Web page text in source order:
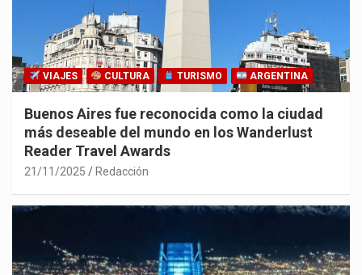
VIAJES CULTURA TURISMO ARGENTINA
Buenos Aires fue reconocida como la ciudad
más deseable del mundo en los Wanderlust
Reader Travel Awards
21/11/2025 Redacción